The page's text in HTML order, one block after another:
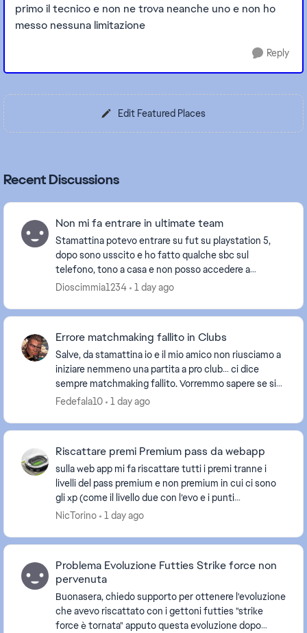
primo il tecnico e non ne trova neanche uno e non ho
messo nessuna limitazione
Reply
Edit Featured Places
Recent Discussions
Non mi fa entrare in ultimate team
Stamattina potevo entrare su fut su playstation 5,
dopo sono usscito e ho fatto qualche sbc sul
telefono, tono a casa e non posso accedere a
ultimate team su playstation. Inoltre quando gioco
Dioscimmia1234 1 day ago
Errore matchmaking fallito in Clubs
Salve, da stamattina io e il mio amico non riusciamo a
iniziare nemmeno una partita a pro club… ci dice
sempre matchmaking fallito. Vorremmo sapere se si
tratta di un nostro problema o di un problema...
Fedefala10 1 day ago
Riscattare premi Premium pass da webapp
sulla web app mi fa riscattare tutti i premi tranne i
livelli del pass premium e non premium in cui ci sono
gli xp (come il livello due con l’evo e i punti
esperienza). Vorrei capire come mai e cerca...
NicTorino 1 day ago
Problema Evoluzione Futties Strike force non
pervenuta
Buonasera, chiedo supporto per ottenere l'evoluzione
che avevo riscattato con i gettoni futties "strike
force è tornata" apputo questa evoluzione dopo